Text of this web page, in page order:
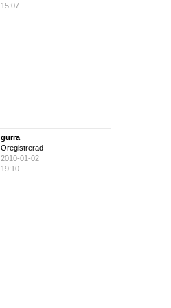
15:07
gurra
Oregistrerad
2010-01-02
19:10